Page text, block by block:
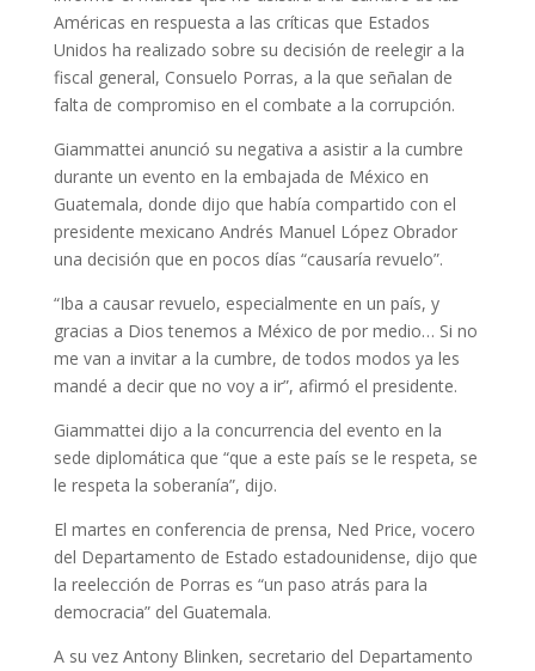
Américas en respuesta a las críticas que Estados
Unidos ha realizado sobre su decisión de reelegir a la
fiscal general, Consuelo Porras, a la que señalan de
falta de compromiso en el combate a la corrupción.
Giammattei anunció su negativa a asistir a la cumbre
durante un evento en la embajada de México en
Guatemala, donde dijo que había compartido con el
presidente mexicano Andrés Manuel López Obrador
una decisión que en pocos días “causaría revuelo”.
“Iba a causar revuelo, especialmente en un país, y
gracias a Dios tenemos a México de por medio… Si no
me van a invitar a la cumbre, de todos modos ya les
mandé a decir que no voy a ir”, afirmó el presidente.
Giammattei dijo a la concurrencia del evento en la
sede diplomática que “que a este país se le respeta, se
le respeta la soberanía”, dijo.
El martes en conferencia de prensa, Ned Price, vocero
del Departamento de Estado estadounidense, dijo que
la reelección de Porras es “un paso atrás para la
democracia” del Guatemala.
A su vez Antony Blinken, secretario del Departamento